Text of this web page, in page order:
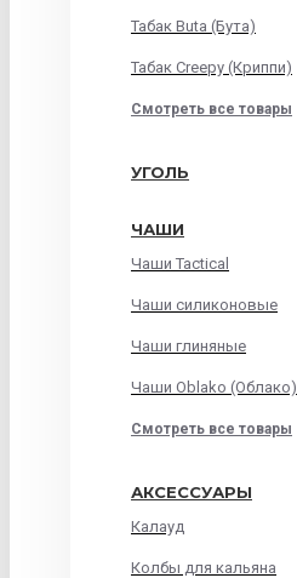
Табак Buta (Бута)
Табак Creepy (Криппи)
Смотреть все товары
УГОЛЬ
ЧАШИ
Чаши Tactical
Чаши силиконовые
Чаши глиняные
Чаши Oblako (Облако)
Смотреть все товары
АКСЕССУАРЫ
Калауд
Колбы для кальяна